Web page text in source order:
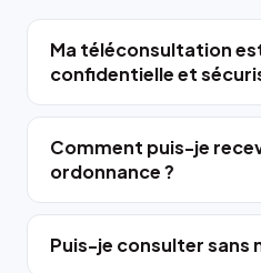
Ma téléconsultation
confidentielle et
Comment puis-je
ordonnance ?
Puis-je consulter sans